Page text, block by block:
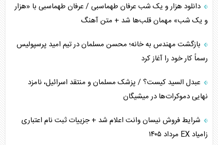
ترامپ و توهم خلع سلاح حماس
چرا کویت به دنبال شریک امنیتی جدید است؟
اعتراف غرب به قدرت ایران در تثبیت معادلات
خطای راهبردی ترامپ مقابل برزیل
متن و حاشیه سفر نتانیاهو به آمریکا
نقش راهبردی ایران در دیپلماسی غذایی جهان
دانلود هزار و یک شب عرفان طهماسبی / عرفان طهماسبی با «هزار
و یک شب» مهمان قلب‌ها شد + متن آهنگ
بازگشت مهندس به خانه؛ محسن مسلمان در تیم امید پرسپولیس
رسماً کار خود را آغاز کرد
عبدل السید کیست؟ / پزشک مسلمان و منتقد اسرائیل، نامزد
نهایی دموکرات‌ها در میشیگان
شرایط فروش نیسان وانت اعلام شد + جزییات ثبت نام اعتباری
زامیاد EX مرداد ۱۴۰۵